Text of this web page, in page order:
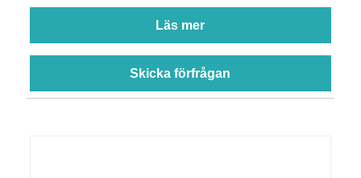
Läs mer
Skicka förfrågan